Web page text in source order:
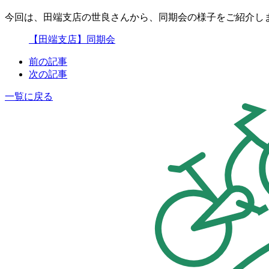
今回は、田端支店の世良さんから、同期会の様子をご紹介し
【田端支店】同期会
前の記事
次の記事
一覧に戻る